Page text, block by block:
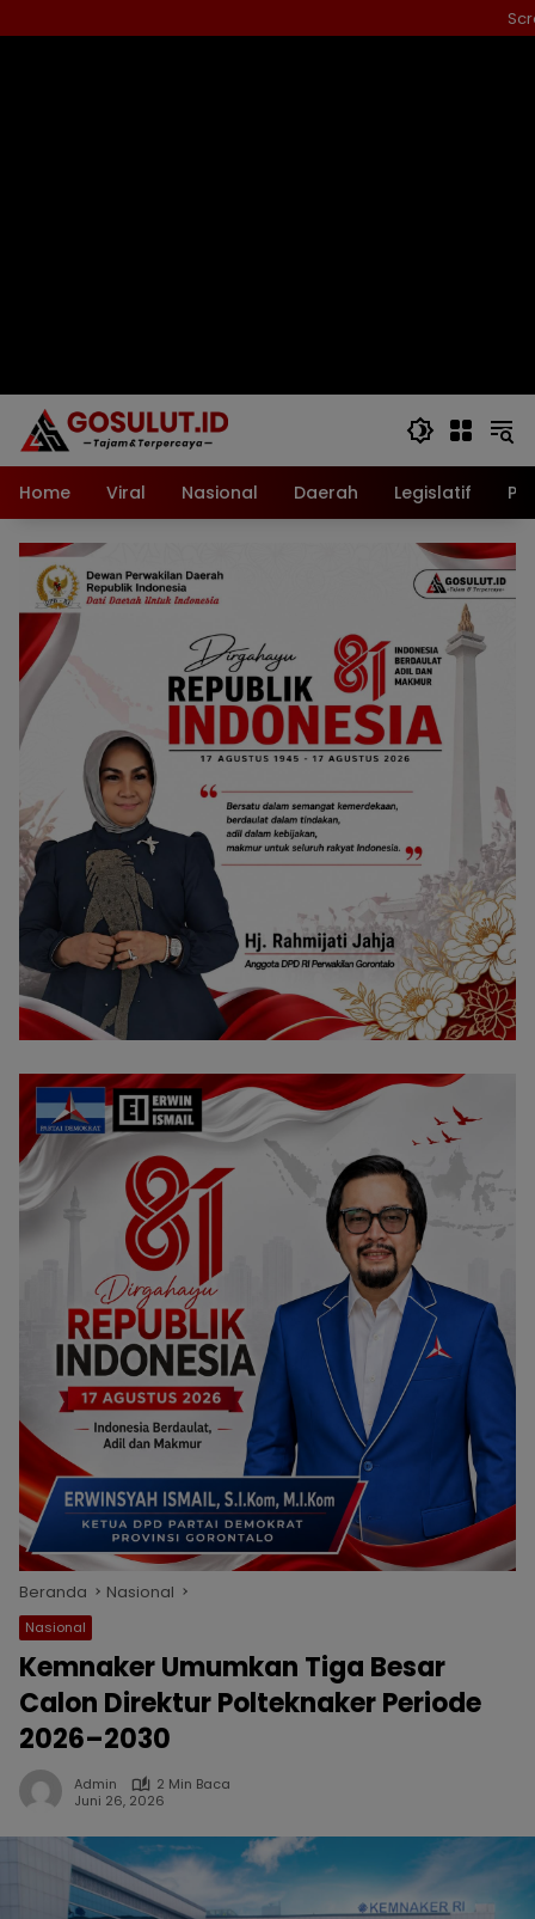
ke
Home Viral Nasional Daerah Legislatif
Beranda Nasional
Nasional
Kemnaker Umumkan Tiga Besar
Calon Direktur Polteknaker Periode
2026–2030
Admin
2 Min Baca
Juni 26, 2026